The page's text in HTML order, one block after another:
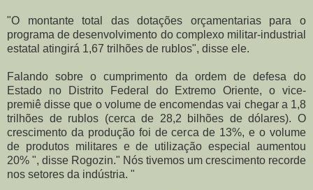
"O montante total das dotações orçamentarias para o
programa de desenvolvimento do complexo militar-industrial
estatal atingirá 1,67 trilhões de rublos", disse ele.
Falando sobre o cumprimento da ordem de defesa do
Estado no Distrito Federal do Extremo Oriente, o vice-
premiê disse que o volume de encomendas vai chegar a 1,8
trilhões de rublos (cerca de 28,2 bilhões de dólares). O
crescimento da produção foi de cerca de 13%, e o volume
de produtos militares e de utilização especial aumentou
20% ", disse Rogozin." Nós tivemos um crescimento recorde
nos setores da indústria. "